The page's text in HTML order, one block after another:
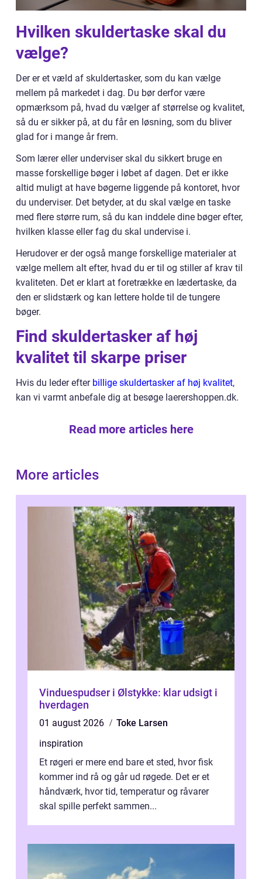
Hvilken skuldertaske skal du
vælge?
Der er et væld af skuldertasker, som du kan vælge
mellem på markedet i dag. Du bør derfor være
opmærksom på, hvad du vælger af størrelse og kvalitet,
så du er sikker på, at du får en løsning, som du bliver
glad for i mange år frem.
Som lærer eller underviser skal du sikkert bruge en
masse forskellige bøger i løbet af dagen. Det er ikke
altid muligt at have bøgerne liggende på kontoret, hvor
du underviser. Det betyder, at du skal vælge en taske
med flere større rum, så du kan inddele dine bøger efter,
hvilken klasse eller fag du skal undervise i.
Herudover er der også mange forskellige materialer at
vælge mellem alt efter, hvad du er til og stiller af krav til
kvaliteten. Det er klart at foretrække en lædertaske, da
den er slidstærk og kan lettere holde til de tungere
bøger.
Find skuldertasker af høj
kvalitet til skarpe priser
Hvis du leder efter billige skuldertasker af høj kvalitet,
kan vi varmt anbefale dig at besøge laerershoppen.dk.
Read more articles here
More articles
Vinduespudser i Ølstykke: klar udsigt i
hverdagen
01 august 2026
Toke Larsen
inspiration
Et røgeri er mere end bare et sted, hvor fisk
kommer ind rå og går ud røgede. Det er et
håndværk, hvor tid, temperatur og råvarer
skal spille perfekt sammen...